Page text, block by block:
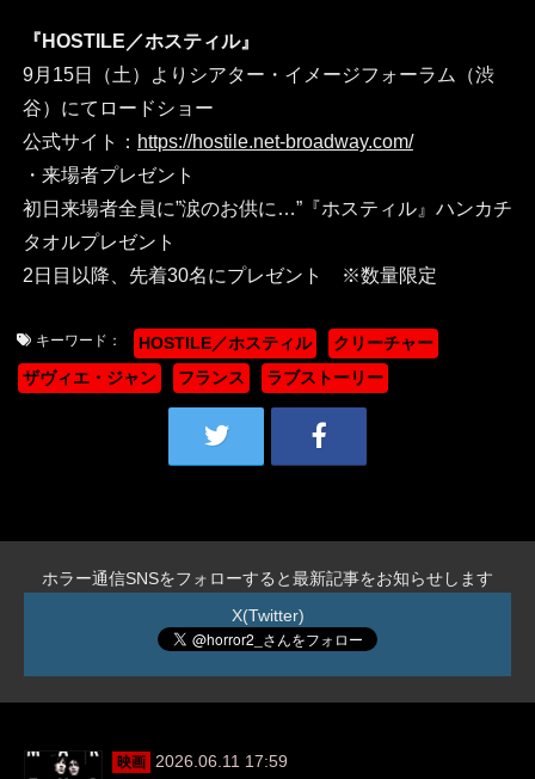
『HOSTILE／ホスティル』
9月15日（土）よりシアター・イメージフォーラム（渋
谷）にてロードショー
公式サイト： https://hostile.net-broadway.com/
・来場者プレゼント
初日来場者全員に”涙のお供に…”『ホスティル』ハンカチ
タオルプレゼント
2日目以降、先着30名にプレゼント ※数量限定
キーワード： HOSTILE／ホスティル
クリーチャー
ザヴィエ・ジャン
フランス ラブストーリー
ホラー通信SNSをフォローすると最新記事をお知らせします
X(Twitter)
映画
2026.06.11 17:59